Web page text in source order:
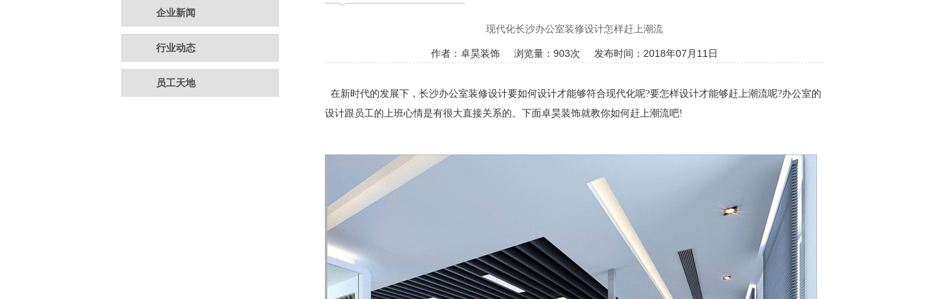
企业新闻
行业动态
员工天地
现代化长沙办公室装修设计怎样赶上潮流
作者：卓昊装饰 浏览量： 903次 发布时间：2018年07月11日
在新时代的发展下，长沙办公室装修设计要如何设计才能够符合现代化呢?要怎样设计才能够赶上潮流呢?办公室的
设计跟员工的上班心情是有很大直接关系的。下面卓昊装饰就教你如何赶上潮流吧!